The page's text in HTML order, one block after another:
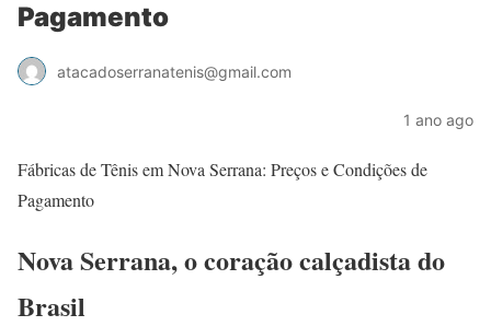
Pagamento
atacadoserranatenis@gmail.com
1 ano ago
Fábricas de Tênis em Nova Serrana: Preços e Condições de
Pagamento
Nova Serrana, o coração calçadista do
Brasil